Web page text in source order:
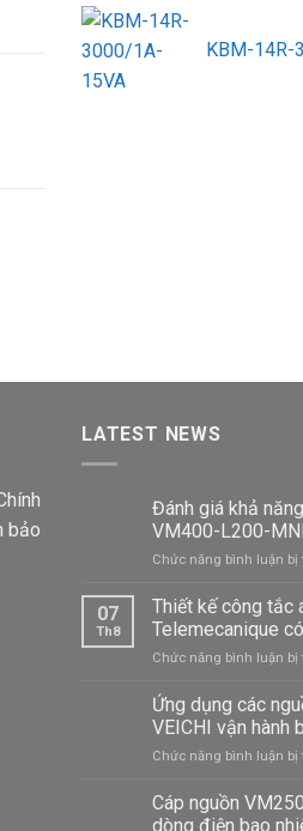
KBM-14R-
bảo
LATEST NEWS
Đánh giá khả
VM400-L200-
Chức năng bình luận bị
07
Th8
Thiết kế công tắc
Telemecanique
Chức năng bình luận bị
Ứng dụng các
VEICHI vận hành
Chức năng bình luận bị
Cáp nguồn
dòng điện bao